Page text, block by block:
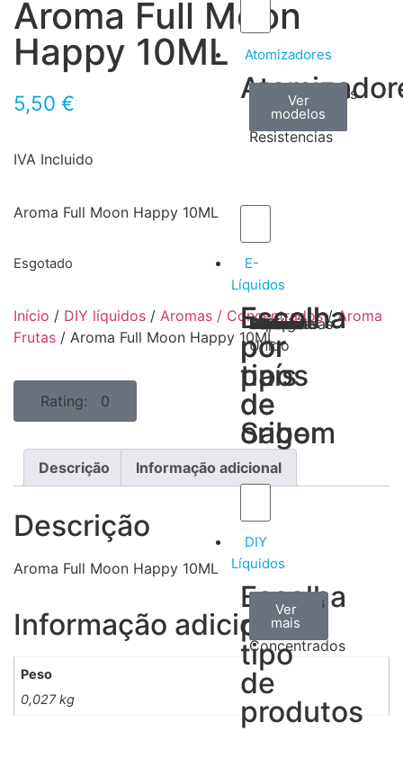
Atomizadores
Claromizadores
Ver
modelos
Reconstruíveis
Ver
modelos
Resistencias
Ver
modelos
E-
Líquidos
Escolha
por
tipos
de
Sabor
Tabaco
Frutas
Bebidas
Frescos
Sobremesas
Escolha
por
país
de
origem
Portugal
Alemanha
USA
Reino
Unido
Canadá
França
Malásia
Filipinas
Espanha
Polónia
Grécia
DIY
Líquidos
Escolha
por
tipo
de
produtos
Aromas
Concentrados
Ver
todos
Bases
Ver
mais
Accesorios
Ver
mais
Aroma Full Moon
Happy 10ML
5,50 €
IVA Incluido
Aroma Full Moon Happy 10ML
Esgotado
Início / DIY líquidos / Aromas / Concentrados/Aroma
Frutas / Aroma Full Moon Happy 10ML
Rating: 0
Descrição Informação adicional
Descrição
Aroma Full Moon Happy 10ML
Informação adicional
Peso
0,027 kg